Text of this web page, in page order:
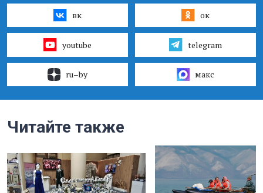
вк ок
youtube telegram
ru–by макс
Читайте также